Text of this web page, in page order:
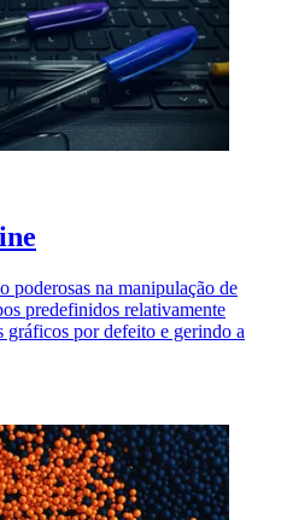
poderosas na manipulação de
predefinidos relativamente
gráficos por defeito e gerindo a